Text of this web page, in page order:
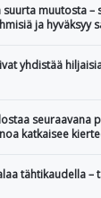
muutosta –
ja hyväksyy
yhdistää
seuraavana
katkaisee
tähtikaudella –